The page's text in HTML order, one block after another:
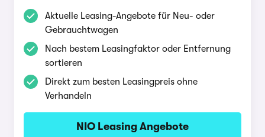
Aktuelle Leasing-Angebote für Neu- oder
Gebrauchtwagen
Nach bestem Leasingfaktor oder Entfernung
sortieren
Direkt zum besten Leasingpreis ohne
Verhandeln
NIO Leasing Angebote